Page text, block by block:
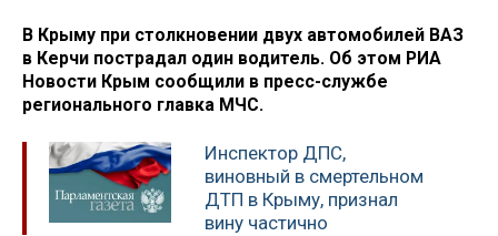
В Крыму при столкновении двух автомобилей ВАЗ
в Керчи пострадал один водитель. Об этом РИА
Новости Крым сообщили в пресс-службе
регионального главка МЧС.
Инспектор ДПС,
виновный в смертельном
ДТП в Крыму, признал
вину частично